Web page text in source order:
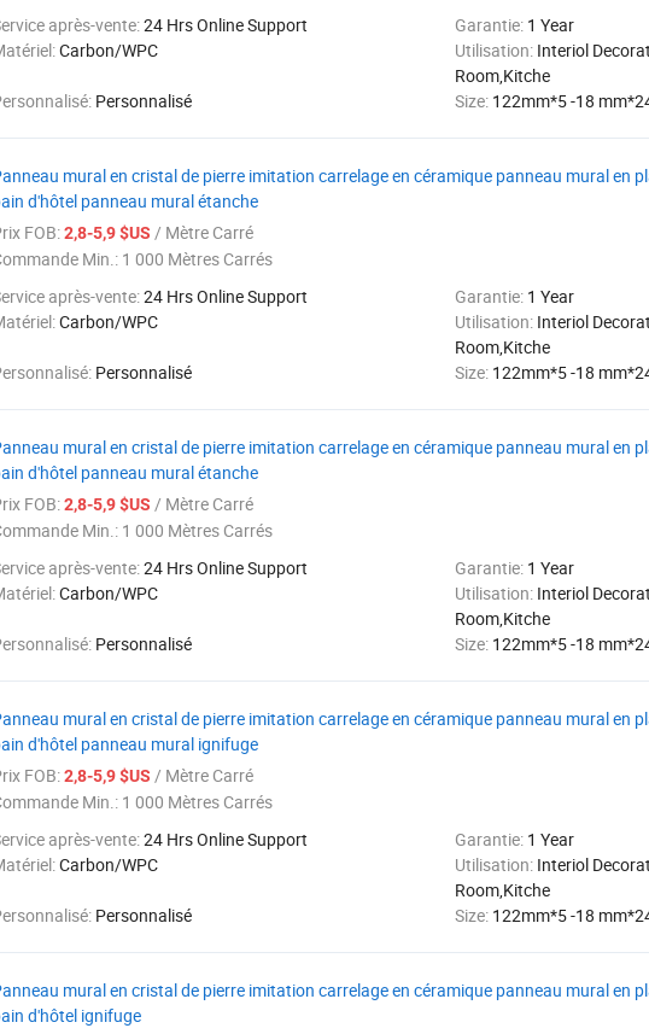
après-vente:24 Hrs Online Support Garantie: 1 Year
Carbon/WPC Utilisation: Interiol
Room,Kitche
Personnalisé Size: 122mm*5 -18
mural en cristal de pierre imitation carrelage en céramique panneau mural en
d'hôtel panneau mural étanche
FOB:2,8-5,9 $US / Mètre Carré
Min.: 1 000 Mètres Carrés
après-vente:24 Hrs Online Support Garantie: 1 Year
Carbon/WPC Utilisation: Interiol
Room,Kitche
Personnalisé Size: 122mm*5 -18
mural en cristal de pierre imitation carrelage en céramique panneau mural en
d'hôtel panneau mural étanche
FOB:2,8-5,9 $US / Mètre Carré
Min.: 1 000 Mètres Carrés
après-vente:24 Hrs Online Support Garantie: 1 Year
Carbon/WPC Utilisation: Interiol
Room,Kitche
Personnalisé Size: 122mm*5 -18
mural en cristal de pierre imitation carrelage en céramique panneau mural en
d'hôtel panneau mural ignifuge
FOB:2,8-5,9 $US / Mètre Carré
Min.: 1 000 Mètres Carrés
après-vente:24 Hrs Online Support Garantie: 1 Year
Carbon/WPC Utilisation: Interiol
Room,Kitche
Personnalisé Size: 122mm*5 -18
mural en cristal de pierre imitation carrelage en céramique panneau mural en
d'hôtel ignifuge